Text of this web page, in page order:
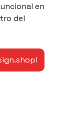
en
del